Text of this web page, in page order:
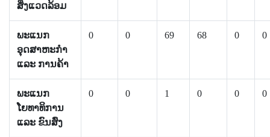
ສິ່ງແວດລ້ອມ
ພະແນກ
ອຸດສາຫະກຳ
ແລະ ການຄ້າ
0 0 69 68 0 0
ພະແນກ
ໂຍທາທິການ
ແລະ ຂົນສົ່ງ
0 0 1 0 0 0